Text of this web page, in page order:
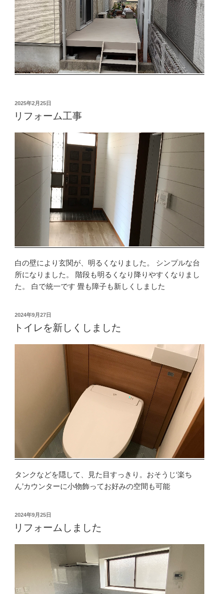
投
稿
日:
2025年2月25日
リフォーム工事
白の壁により玄関が、明るくなりました。 シンプルな台
所になりました。 階段も明るくなり降りやすくなりまし
た。 白で統一です 畳も障子も新しくしました
投
稿
日:
2024年9月27日
トイレを新しくしました
タンクなどを隠して、見た目すっきり。おそうじ‘楽ち
ん’カウンターに小物飾ってお好みの空間も可能
投
稿
日:
2024年9月25日
リフォームしました